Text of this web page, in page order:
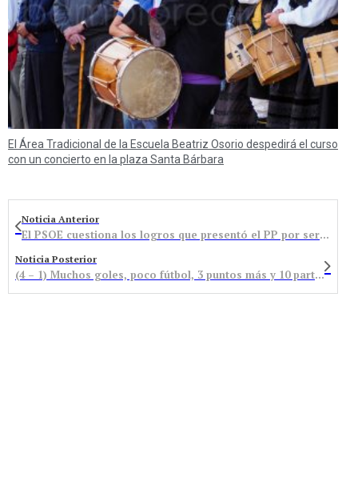
El Área Tradicional de la Escuela Beatriz Osorio despedirá el curso
con un concierto en la plaza Santa Bárbara
Noticia Anterior
El PSOE cuestiona los logros que presentó el PP por ser meros actos de gestión municipal
Noticia Posterior
(4 – 1) Muchos goles, poco fútbol, 3 puntos más y 10 partidos sin perder